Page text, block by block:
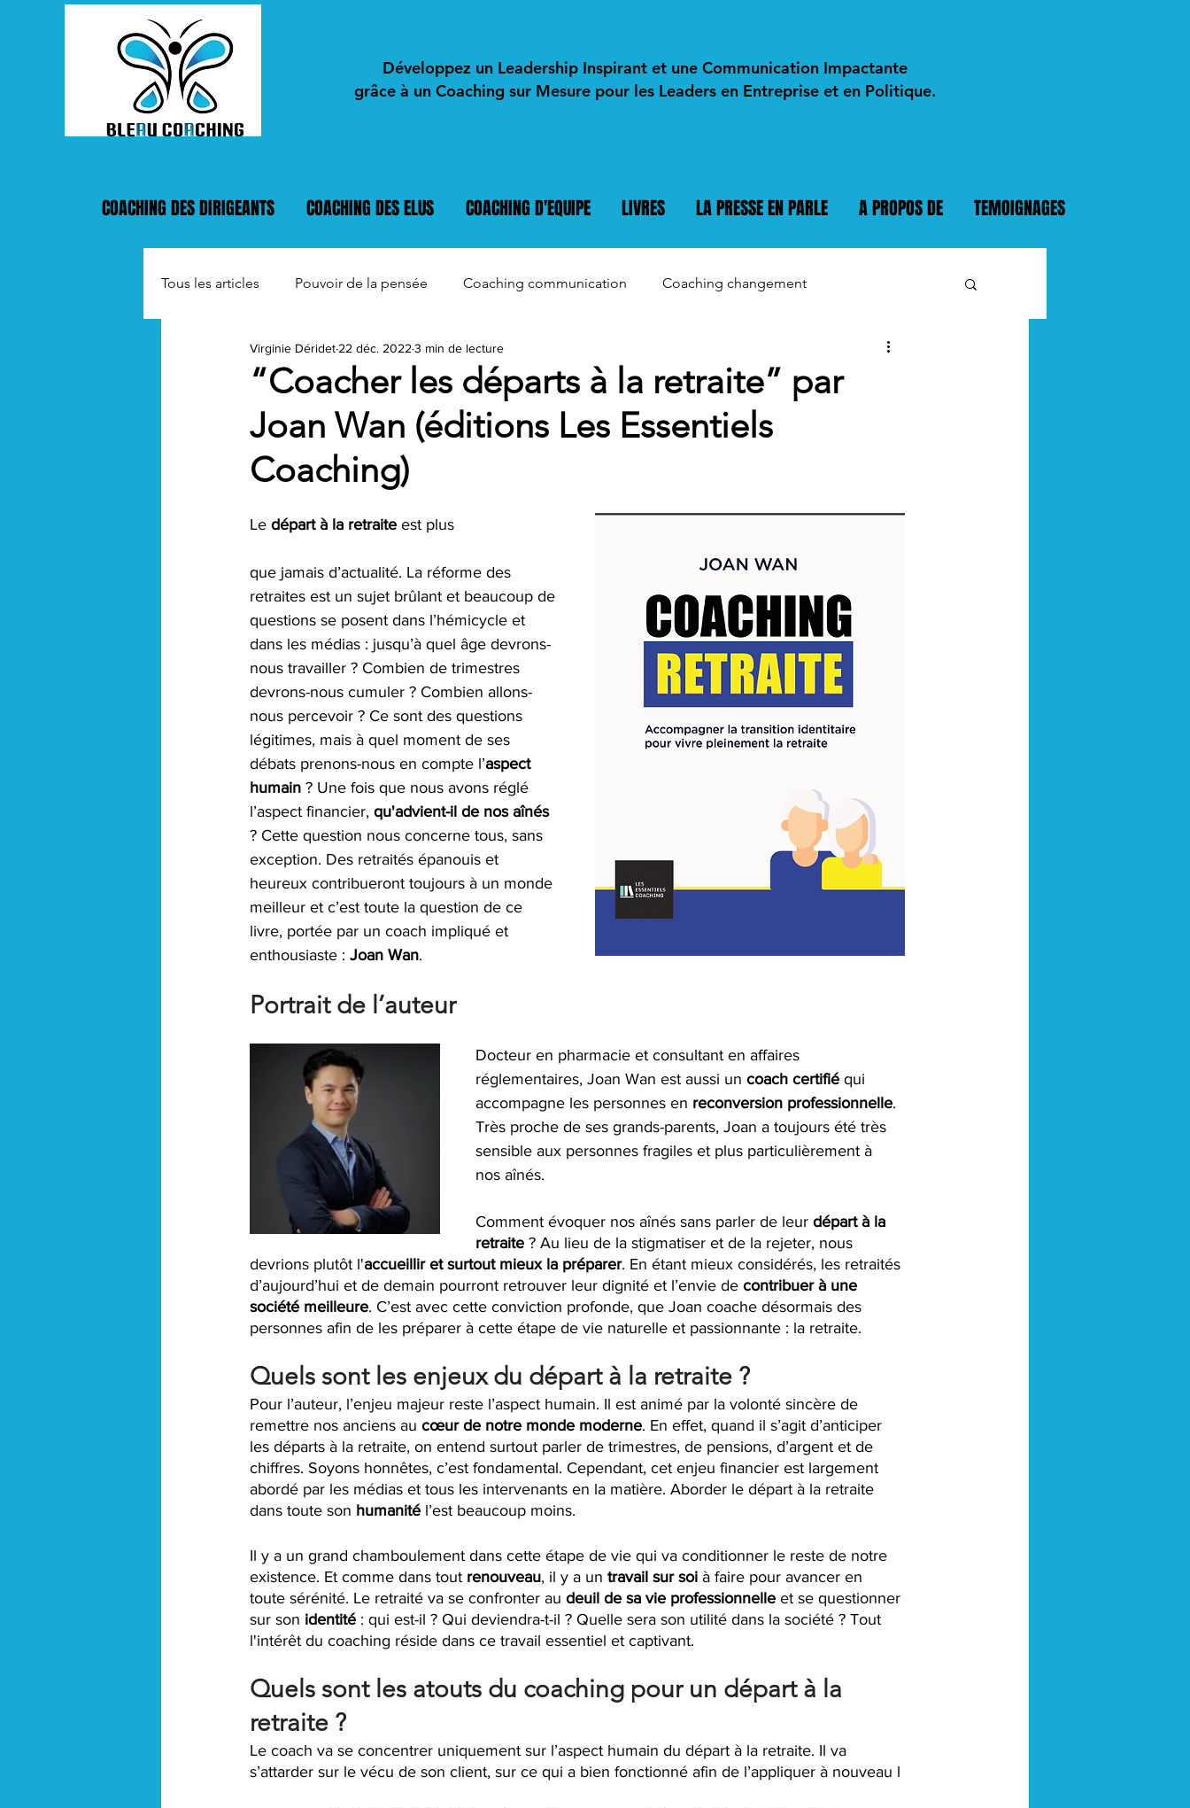
Développez un Leadership Inspirant et une Communication Impactante
grâce à un Coaching sur Mesure pour les Leaders en Entreprise et en Politique.
COACHING DES DIRIGEANTS COACHING DES ELUS COACHING D'EQUIPE LIVRES LA PRESSE EN PARLE A PROPOS DE TEMOIGNAGES
Tous les articles Pouvoir de la pensée Coaching communication Coaching changement
Leadership authentique
“Coacher les départs à la retraite” par
Joan Wan (éditions Les Essentiels
Coaching)
Virginie Déridet 22 déc. 2022 3 min de lecture
Le départ à la retraite est plus
que jamais d’actualité. La réforme des
retraites est un sujet brûlant et beaucoup de
questions se posent dans l’hémicycle et
dans les médias : jusqu’à quel âge devrons-
nous travailler ? Combien de trimestres
devrons-nous cumuler ? Combien allons-
nous percevoir ? Ce sont des questions
légitimes, mais à quel moment de ses
débats prenons-nous en compte l’aspect
humain ? Une fois que nous avons réglé
l’aspect financier, qu'advient-il de nos aînés
? Cette question nous concerne tous, sans
exception. Des retraités épanouis et
heureux contribueront toujours à un monde
meilleur et c’est toute la question de ce
livre, portée par un coach impliqué et
enthousiaste : Joan Wan.
Portrait de l’auteur
Docteur en pharmacie et consultant en affaires
réglementaires, Joan Wan est aussi un coach certifié qui
accompagne les personnes en reconversion professionnelle.
Très proche de ses grands-parents, Joan a toujours été très
sensible aux personnes fragiles et plus particulièrement à
nos aînés.
Comment évoquer nos aînés sans parler de leur départ à la
retraite ? Au lieu de la stigmatiser et de la rejeter, nous
devrions plutôt l'accueillir et surtout mieux la préparer. En étant mieux considérés, les retraités
d’aujourd’hui et de demain pourront retrouver leur dignité et l’envie de contribuer à une
société meilleure. C’est avec cette conviction profonde, que Joan coache désormais des
personnes afin de les préparer à cette étape de vie naturelle et passionnante : la retraite.
Quels sont les enjeux du départ à la retraite ?
Pour l’auteur, l’enjeu majeur reste l’aspect humain. Il est animé par la volonté sincère de
remettre nos anciens au cœur de notre monde moderne. En effet, quand il s’agit d’anticiper
les départs à la retraite, on entend surtout parler de trimestres, de pensions, d’argent et de
chiffres. Soyons honnêtes, c’est fondamental. Cependant, cet enjeu financier est largement
abordé par les médias et tous les intervenants en la matière. Aborder le départ à la retraite
dans toute son humanité l’est beaucoup moins.
Il y a un grand chamboulement dans cette étape de vie qui va conditionner le reste de notre
existence. Et comme dans tout renouveau, il y a un travail sur soi à faire pour avancer en
toute sérénité. Le retraité va se confronter au deuil de sa vie professionnelle et se questionner
sur son identité : qui est-il ? Qui deviendra-t-il ? Quelle sera son utilité dans la société ? Tout
l'intérêt du coaching réside dans ce travail essentiel et captivant.
Quels sont les atouts du coaching pour un départ à la
retraite ?
Le coach va se concentrer uniquement sur l’aspect humain du départ à la retraite. Il va
s’attarder sur le vécu de son client, sur ce qui a bien fonctionné afin de l’appliquer à nouveau l